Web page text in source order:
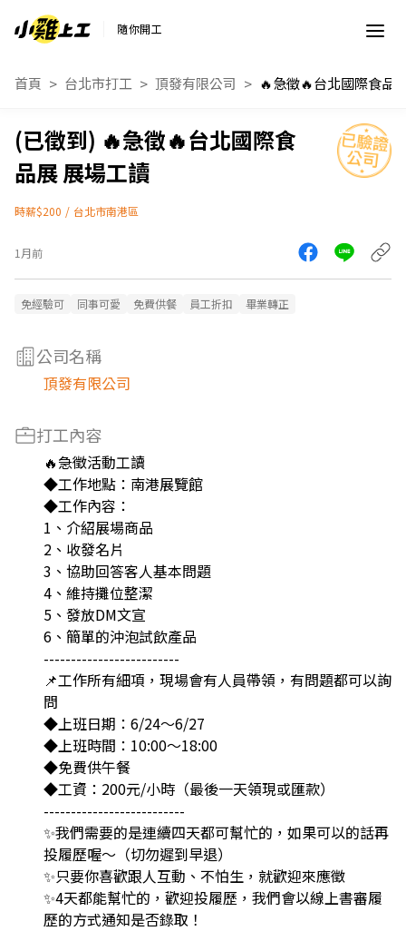
隨你開工
首頁 台北市打工 頂發有限公司
🔥急徵🔥台北國際食
品展 展場工讀
時薪$200 / 台北市南港區
1月前
免經驗可 同事可愛 免費供餐 員工折扣 畢業轉正
公司名稱
頂發有限公司
打工內容
🔥急徵活動工讀
◆工作地點：南港展覽館
◆工作內容：
1、介紹展場商品
2、收發名片
3、協助回答客人基本問題
4、維持攤位整潔
5、發放DM文宣
6、簡單的沖泡試飲產品
-------------------------
📌工作所有細項，現場會有人員帶領，有問題都可以詢
問
◆上班日期：6/24～6/27
◆上班時間：10:00～18:00
◆免費供午餐
◆工資：200元/小時（最後一天領現或匯款）
--------------------------
✨我們需要的是連續四天都可幫忙的，如果可以的話再
投履歷喔～（切勿遲到早退）
✨只要你喜歡跟人互動、不怕生，就歡迎來應徵
✨4天都能幫忙的，歡迎投履歷，我們會以線上書審履
歷的方式通知是否錄取！